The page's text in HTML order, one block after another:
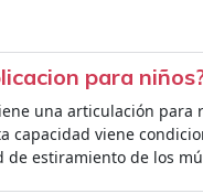
para
una articulación
capacidad viene
estiramiento de los